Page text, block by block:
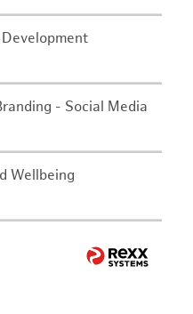
- Social Media
Wellbeing